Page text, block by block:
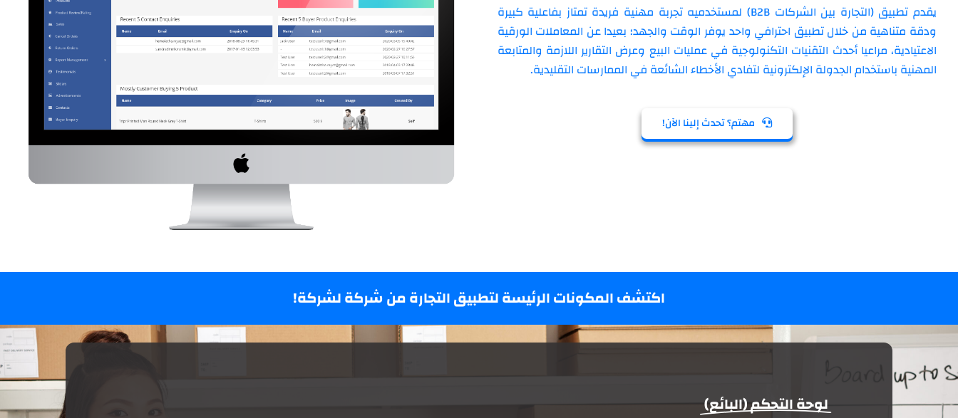
يقدم تطبيق (التجارة بين الشركات B2B) لمستخدميه تجربة مهنية فريدة تمتاز بفاعلية كبيرة
ودقة متناهية من خلال تطبيق احترافي واحد يوفر الوقت والجهد؛ بعيدا عن المعاملات الورقية
الاعتيادية، مراعيا أحدث التقنيات التكنولوجية في عمليات البيع وعرض التقارير اللازمة والمتابعة
المهنية باستخدام الجدولة الإلكترونية لتفادي الأخطاء الشائعة في الممارسات التقليدية.
مهتم؟ تحدث إلينا الآن!
اكتشف المكونات الرئيسة لتطبيق التجارة من شركة لشركة!
لوحة التحكم (البائع)